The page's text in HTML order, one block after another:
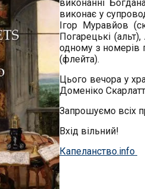
виконанні
виконає у
Ігор Муравйов
Погарецькі
одному з номерів
(флейта).
Цього вечора у
Доменіко
Запрошуємо всіх
Вхід вільний!
Капеланство.info